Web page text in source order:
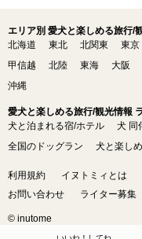
エリア別 愛犬と楽しめる旅行/
北海道
東北 北関東 東京
甲信越
北陸 東海 大阪
沖縄
愛犬と楽しめる旅行/観光情報
犬と泊まれる宿/ホテル
犬 同
全国のドッグラン
犬と楽し
利用規約 イヌトミィとは
お問い合わせ
ライター募集
© inutome